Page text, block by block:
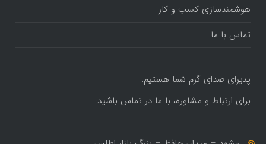
هوشمندسازی کسب و کار
تماس با ما
پذیرای صدای گرم شما هستیم.
برای ارتباط و مشاوره، با ما در تماس باشید: